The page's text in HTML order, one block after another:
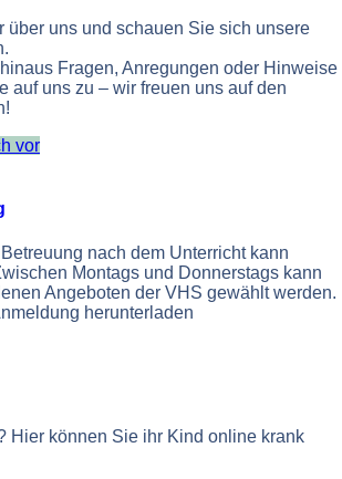
über uns und schauen Sie sich unsere
Fragen, Anregungen oder Hinweise
auf uns zu – wir freuen uns auf den
vor
nach dem Unterricht kann
Montags und Donnerstags kann
Angeboten der VHS gewählt werden.
herunterladen
Hier können Sie ihr Kind online krank